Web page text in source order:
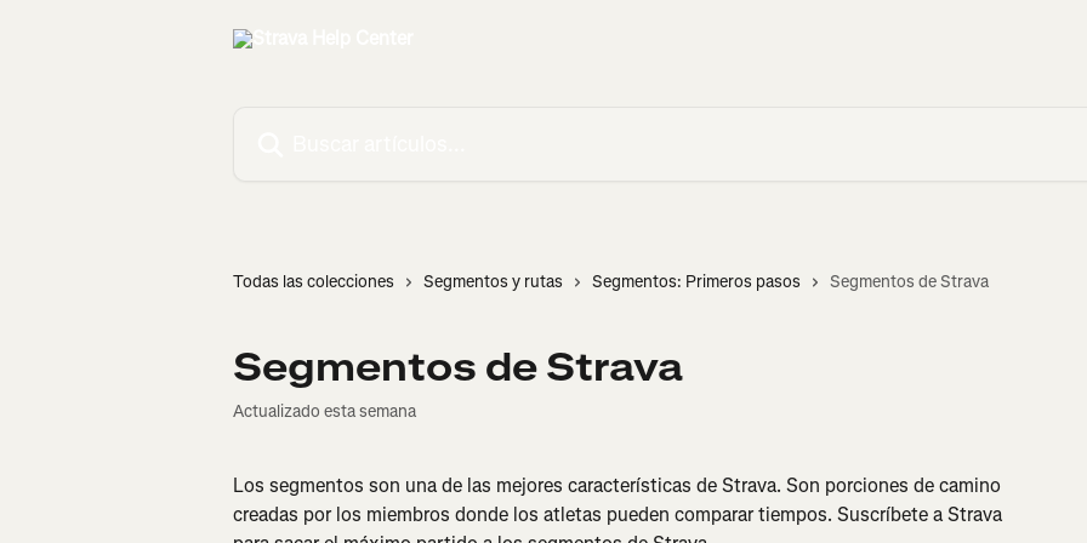
Todas las colecciones Segmentos y rutas Segmentos: Primeros pasos Segmentos de Strava
Segmentos de Strava
Actualizado esta semana
Los segmentos son una de las mejores características de Strava. Son porciones de camino
creadas por los miembros donde los atletas pueden comparar tiempos. Suscríbete a Strava